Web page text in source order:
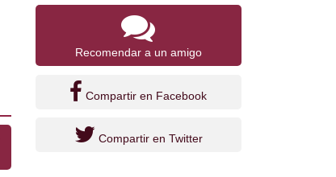
Recomendar a un amigo
Compartir en Facebook
Compartir en Twitter